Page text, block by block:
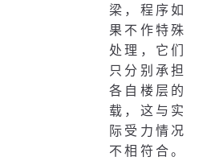
梁，程序如
果不作特殊
处理，它们
只分别承担
各自楼层的
载，这与实
际受力情况
不相符合。